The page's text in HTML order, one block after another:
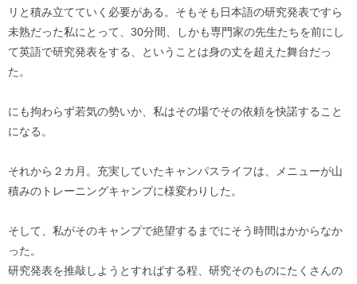
リと積み立てていく必要がある。そもそも日本語の研究発表ですら
未熟だった私にとって、30分間、しかも専門家の先生たちを前にし
て英語で研究発表をする、ということは身の丈を超えた舞台だっ
た。
にも拘わらず若気の勢いか、私はその場でその依頼を快諾すること
になる。
それから２カ月。充実していたキャンパスライフは、メニューが山
積みのトレーニングキャンプに様変わりした。
そして、私がそのキャンプで絶望するまでにそう時間はかからなか
った。
研究発表を推敲しようとすればする程、研究そのものにたくさんの